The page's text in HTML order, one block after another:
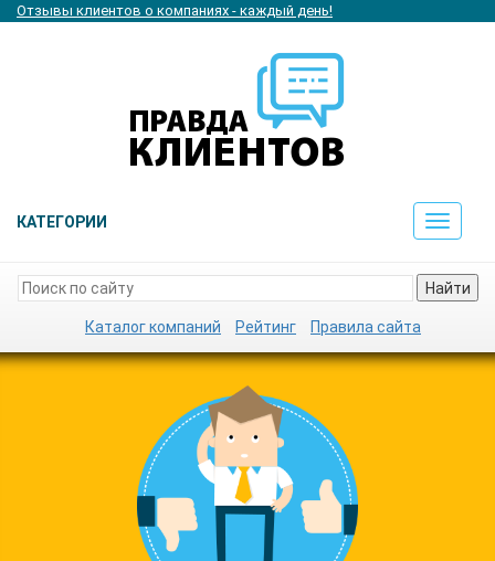
Отзывы клиентов о компаниях - каждый день!
КАТЕГОРИИ
Toggle
Найти
Каталог компаний Рейтинг Правила сайта